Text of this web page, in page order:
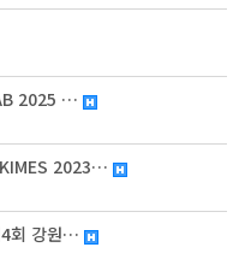
2025 …
KIMES 2023…
4회 강원…